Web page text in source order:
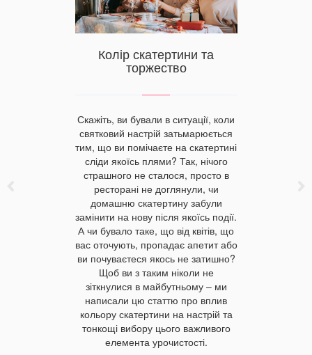
Колір скатертини та
торжество
Скажіть, ви бували в ситуації, коли
святковий настрій затьмарюється
тим, що ви помічаєте на скатертині
сліди якоїсь плями? Так, нічого
страшного не сталося, просто в
ресторані не доглянули, чи
домашню скатертину забули
замінити на нову після якоїсь події.
А чи бувало таке, що від квітів, що
вас оточують, пропадає апетит або
ви почуваєтеся якось не затишно?
Щоб ви з таким ніколи не
зіткнулися в майбутньому – ми
написали цю статтю про вплив
кольору скатертини на настрій та
тонкощі вибору цього важливого
елемента урочистості.